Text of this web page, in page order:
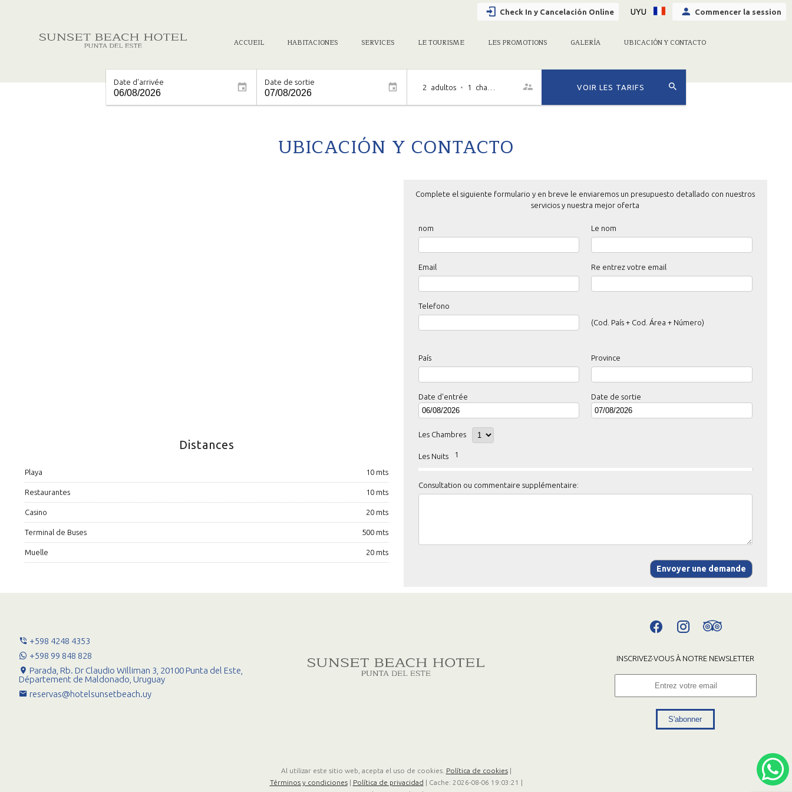
ACCUEIL HABITACIONES SERVICES LE TOURISME LES PROMOTIONS GALERÍA UBICACIÓN Y CONTACTO
Check In y Cancelación Online UYU Commencer la session
Date d'arrivée Date de sortie
2 adultos • 1 chambre VOIR LES TARIFS
UBICACIÓN Y CONTACTO
Distances
Playa 10 mts
Restaurantes 10 mts
Casino 20 mts
Terminal de Buses 500 mts
Muelle 20 mts
Complete el siguiente formulario y en breve le enviaremos un presupuesto detallado con nuestros
servicios y nuestra mejor oferta
nom Le nom
Email Re entrez votre email
Telefono
(Cod. País + Cod. Área + Número)
País Province
Date d'entrée Date de sortie
Les Chambres
Les Nuits 1
Consultation ou commentaire supplémentaire:
Envoyer une demande
+598 4248 4353
+598 99 848 828
Parada, Rb. Dr Claudio Williman 3, 20100 Punta del Este,
Département de Maldonado, Uruguay
reservas@hotelsunsetbeach.uy
INSCRIVEZ-VOUS À NOTRE NEWSLETTER
S'abonner
Al utilizar este sitio web, acepta el uso de cookies. Política de cookies|
Términos y condiciones| Política de privacidad | Cache: 2026-08-06 19:03:21 |